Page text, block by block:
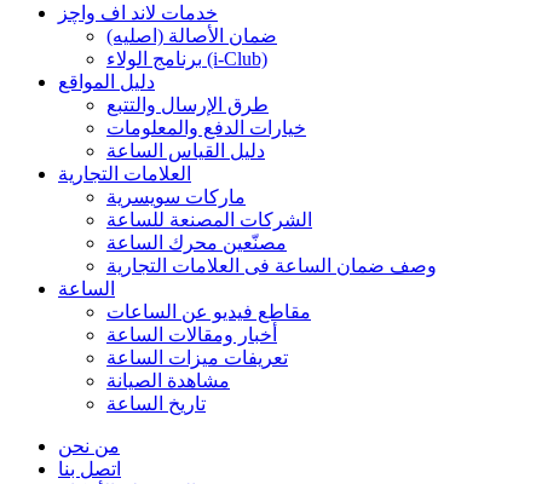
خدمات لاند اف واچز
ضمان الأصالة (اصلیه)
برنامج الولاء (i-Club)
دليل المواقع
طرق الإرسال والتتبع
خيارات الدفع والمعلومات
دليل القياس الساعة
العلامات التجارية
ماركات سويسرية
الشركات المصنعة للساعة
مصنّعين محرك الساعة
وصف ضمان الساعة فی العلامات التجارية
الساعة
مقاطع فيديو عن الساعات
أخبار ومقالات الساعة
تعريفات ميزات الساعة
مشاهدة الصيانة
تاريخ الساعة
من نحن
اتصل بنا